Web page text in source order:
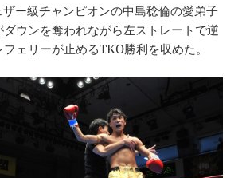
ザー級チャンピオンの中島稔倫の愛弟子
ウンを奪われながら左ストレートで逆
ェリーが止めるTKO勝利を収めた。